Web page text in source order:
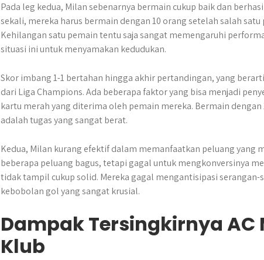
Pada leg kedua, Milan sebenarnya bermain cukup baik dan
sekali, mereka harus bermain dengan 10 orang setelah salah
Kehilangan satu pemain tentu saja sangat memengaruhi
situasi ini untuk menyamakan kedudukan.
Skor imbang 1-1 bertahan hingga akhir pertandingan, yang
dari Liga Champions. Ada beberapa faktor yang bisa menjadi
kartu merah yang diterima oleh pemain mereka. Bermain
adalah tugas yang sangat berat.
Kedua, Milan kurang efektif dalam memanfaatkan peluang yang
beberapa peluang bagus, tetapi gagal untuk mengkonversinya
tidak tampil cukup solid. Mereka gagal mengantisipasi serangan-
kebobolan gol yang sangat krusial.
Dampak Tersingkirnya
Klub